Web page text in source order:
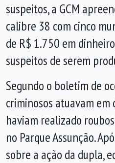
suspeitos, a GCM
calibre 38 com cinco
de R$ 1.750 em
suspeitos de serem
Segundo o boletim de
criminosos atuavam em
haviam realizado
no Parque Assunção.
sobre a ação da dupla,